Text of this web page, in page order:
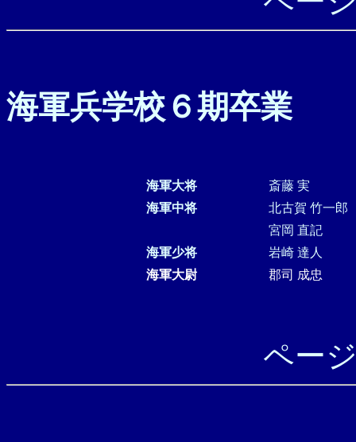
海軍兵学校６期卒業
海軍大将
斎藤 実
海軍中将
北古賀 竹一郎
宮岡 直記
海軍少将
岩崎 達人
海軍大尉
郡司 成忠
ペー